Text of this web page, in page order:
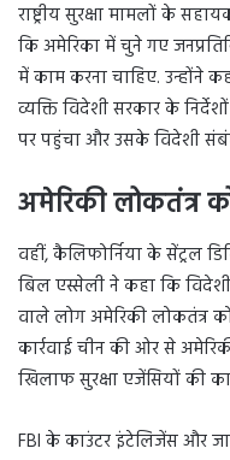
राष्ट्रीय सुरक्षा मामलों के
कि अमेरिका में चुने गए
में काम करना चाहिए. उन्होंने
व्यक्ति विदेशी सरकार के
पर पहुंचा और उसके विदेशी
अमेरिकी लोकतंत्र
वहीं, कैलिफोर्निया के सेंट्रल
बिल एस्सेली ने कहा कि
वाले लोग अमेरिकी लोकतंत्र
कार्रवाई चीन की ओर से
खिलाफ सुरक्षा एजेंसियों की
FBI के काउंटर इंटेलिजेंस और